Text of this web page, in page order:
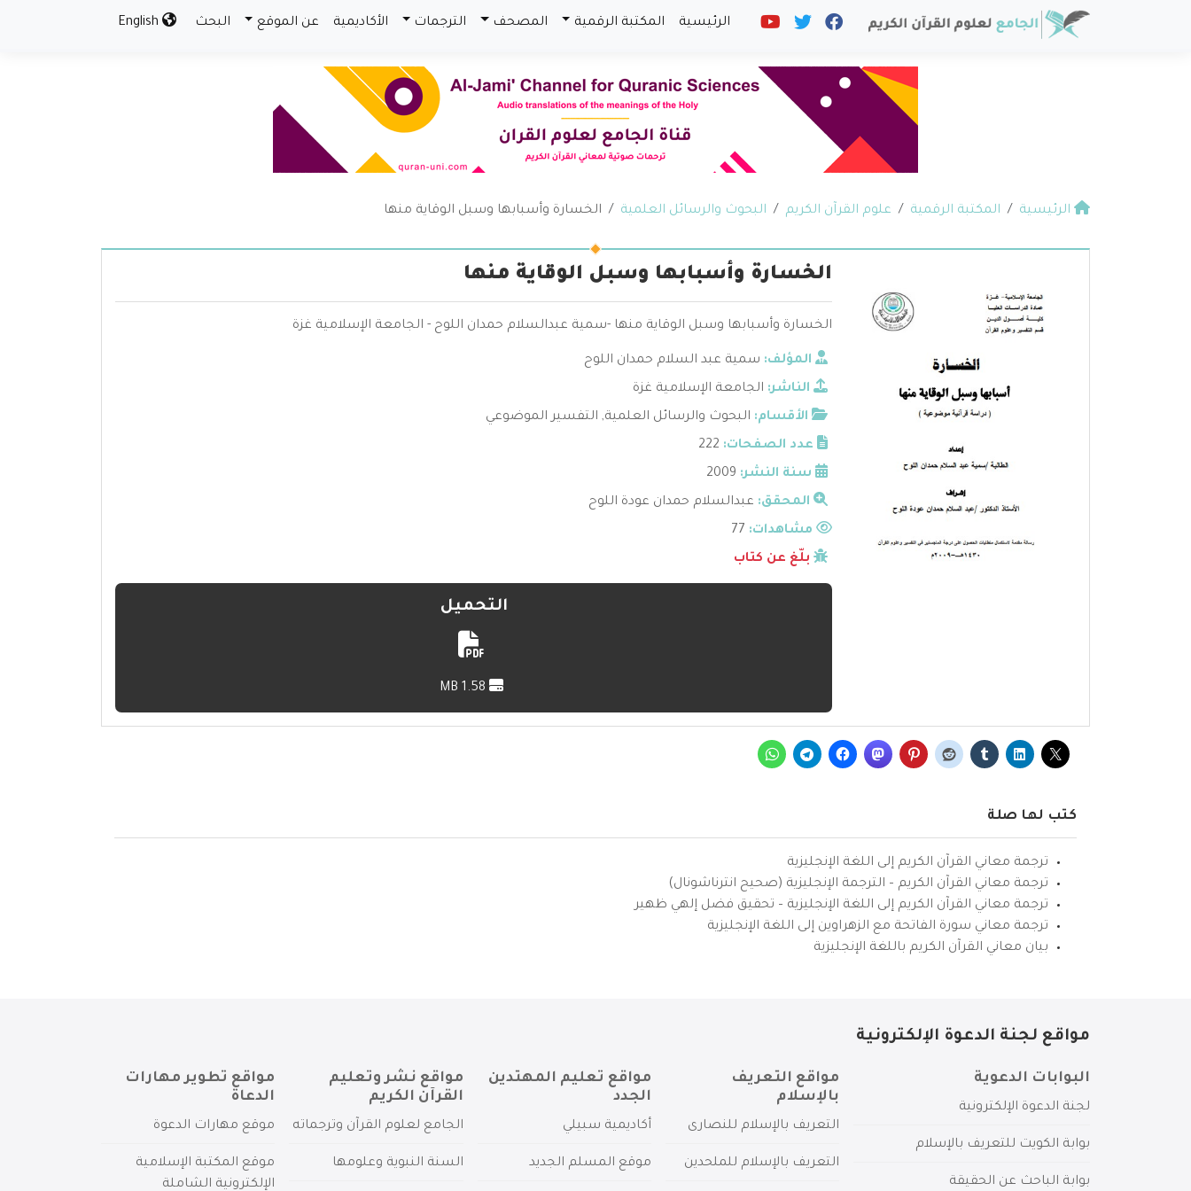
الرئيسية المكتبة الرقمية المصحف الترجمات الأكاديمية عن الموقع البحث
الرئيسية المكتبة الرقمية علوم القرآن الكريم البحوث والرسائل العلمية الخسارة وأسبابها وسبل الوقاية منها
الخسارة وأسبابها وسبل الوقاية منها
الخسارة وأسبابها وسبل الوقاية منها -سمية عبدالسلام حمدان اللوح - الجامعة الإسلامية غزة
المؤلف: سمية عبد السلام حمدان اللوح
الناشر: الجامعة الإسلامية غزة
الأقسام: البحوث والرسائل العلمية, التفسير الموضوعي
عدد الصفحات: 222
سنة النشر: 2009
المحقق: عبدالسلام حمدان عودة اللوح
مشاهدات:
بلّغ عن كتاب
التحميل
كتب لها صلة
ترجمة معاني القرآن الكريم إلى اللغة الإنجليزية
ترجمة معاني القرآن الكريم – الترجمة الإنجليزية (صحيح انترناشونال)
ترجمة معاني القرآن الكريم إلى اللغة الإنجليزية – تحقيق فضل إلهي ظهير
ترجمة معاني سورة الفاتحة مع الزهراوين إلى اللغة الإنجليزية
بيان معاني القرآن الكريم باللغة الإنجليزية
مواقع لجنة الدعوة الإلكترونية
البوابات الدعوية
لجنة الدعوة الإلكترونية
بوابة الكويت للتعريف بالإسلام
بوابة الباحث عن الحقيقة
مواقع التعريف
بالإسلام
التعريف بالإسلام للنصارى
التعريف بالإسلام للملحدين
مواقع تعليم المهتدين
الجدد
أكاديمية سبيلي
موقع المسلم الجديد
مواقع نشر وتعليم
القرآن الكريم
الجامع لعلوم القرآن وترجماته
السنة النبوية وعلومها
مواقع تطوير مهارات
الدعاة
موقع مهارات الدعوة
موقع المكتبة الإسلامية
الإلكترونية الشاملة